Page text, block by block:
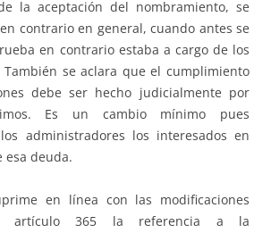
la aceptación del nombramiento, se
contrario en general, cuando antes se
en contrario estaba a cargo de los
se aclara que el cumplimiento
debe ser hecho judicialmente por
Es un cambio mínimo pues
administradores los interesados en
esa deuda.
en línea con las modificaciones
artículo 365 la referencia a la